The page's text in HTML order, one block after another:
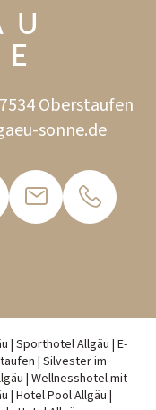
Oberstaufen
sonne.de
| Sporthotel Allgäu | E-
| Silvester im
| Wellnesshotel mit
| Hotel Pool Allgäu |